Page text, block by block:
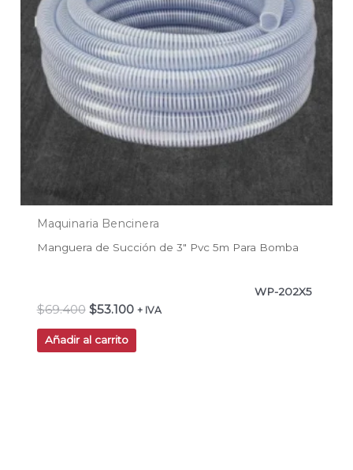
Maquinaria Bencinera
Manguera de Succión de 3″ Pvc 5m Para Bomba
WP-202X5
$69.400 $53.100 + IVA
Añadir al carrito